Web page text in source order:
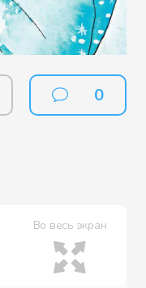
0
Во весь экран